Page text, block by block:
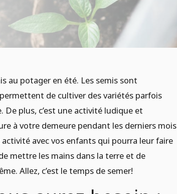
au potager en été. Les semis sont
de cultiver des variétés parfois
plus, c’est une activité ludique et
à votre demeure pendant les derniers mois
avec vos enfants qui pourra leur faire
mettre les mains dans la terre et de
Allez, c’est le temps de semer!